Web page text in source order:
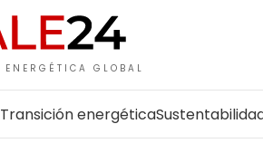
GLOBAL
Transición energética